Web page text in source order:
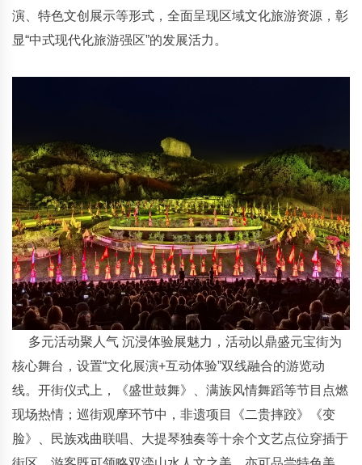
演、特色文创展示等形式，全面呈现区域文化旅游资源，彰
显“中式现代化旅游强区”的发展活力。
多元活动聚人气 沉浸体验展魅力，活动以鼎盛元宝街为
核心舞台，设置“文化展演+互动体验”双线融合的游览动
线。开街仪式上，《盛世鼓舞》、满族风情舞蹈等节目点燃
现场热情；巡街观摩环节中，非遗项目《二贵摔跤》《变
脸》、民族戏曲联唱、大提琴独奏等十余个文艺点位穿插于